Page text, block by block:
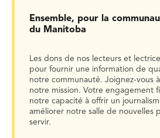
Ensemble, pour la
du Manitoba
Les dons de nos lecteurs et
pour fournir une information de
notre communauté. Joignez-vous
notre mission. Votre engagement
notre capacité à offrir un
améliorer notre salle de nouvelles
servir.